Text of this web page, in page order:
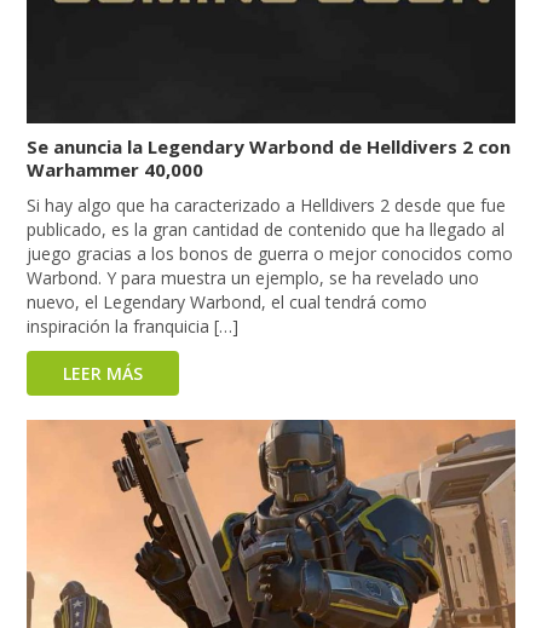
Se anuncia la Legendary Warbond de Helldivers 2 con
Warhammer 40,000
Si hay algo que ha caracterizado a Helldivers 2 desde que fue
publicado, es la gran cantidad de contenido que ha llegado al
juego gracias a los bonos de guerra o mejor conocidos como
Warbond. Y para muestra un ejemplo, se ha revelado uno
nuevo, el Legendary Warbond, el cual tendrá como
inspiración la franquicia […]
LEER MÁS